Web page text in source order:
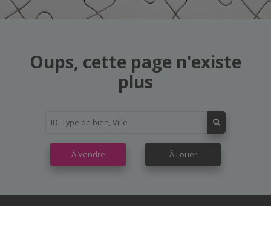
Oups, cette page n'existe
plus
À Vendre À Louer